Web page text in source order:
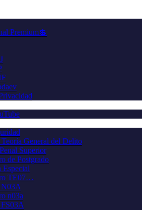
Premium💲
General del Delito
Superior
de Postgrado
Especial
TE07…
N03A
n03a